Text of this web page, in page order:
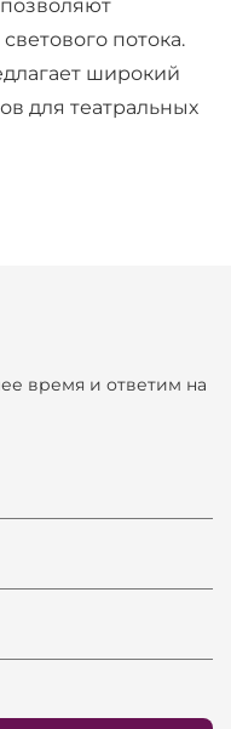
потока.
широкий
для театральных
время и ответим на